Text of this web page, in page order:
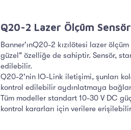
Q20-2 Lazer Ölçüm
Banner'ınQ20-2 kızılötesi lazer
güzel" özelliğe de sahiptir. Sensör,
edilebilir.
Q20-2'nin IO-Link iletişimi, şunları
kontrol edilebilir aydınlatmaya
Tüm modeller standart 10-30 V DC
kontrol kararları için verilere